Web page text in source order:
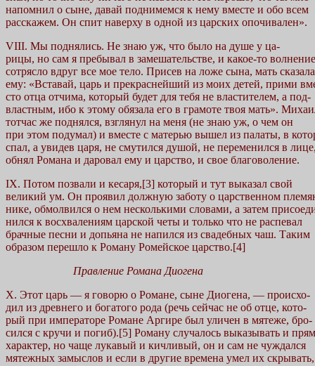
напомнил о сыне, давай поднимемся к нему вместе и обо всем
расскажем. Он спит наверху в одной из царских опочивален».
VIII. Мы поднялись. Не знаю уж, что было на душе у ца-
рицы, но сам я пребывал в замешательстве, и какое-то волнение
сотрясло вдруг все мое тело. Присев на ложе сына, мать сказала
ему: «Вставай, царь и прекраснейший из моих детей, прими
сто отца отчима, который будет для тебя не властителем, а под-
властным, ибо к этому обязала его в грамоте твоя мать».
тотчас же поднялся, взглянул на меня (не знаю уж, о чем он
при этом подумал) и вместе с матерью вышел из палаты, в
спал, а увидев царя, не смутился душой, не переменился в
обнял Романа и даровал ему и царство, и свое благоволение.
IX. Потом позвали и кесаря,[3] который и тут выказал свой
великий ум. Он проявил должную заботу о царственном
нике, обмолвился о нем несколькими словами, а затем
нился к восхвалениям царской четы и только что не распевал
брачные песни и допьяна не напился из свадебных чаш. Таким
образом перешло к Роману Ромейское царство.[4]
Правление Романа Диогена
X. Этот царь — я говорю о Романе, сыне Диогена, — происхо-
дил из древнего и богатого рода (речь сейчас не об отце, кото-
рый при императоре Романе Аргире был уличен в мятеже, бро-
сился с кручи и погиб).[5] Роману случалось выказывать и
характер, но чаще лукавый и кичливый, он и сам не чуждался
мятежных замыслов и если в другие времена умел их скрывать,